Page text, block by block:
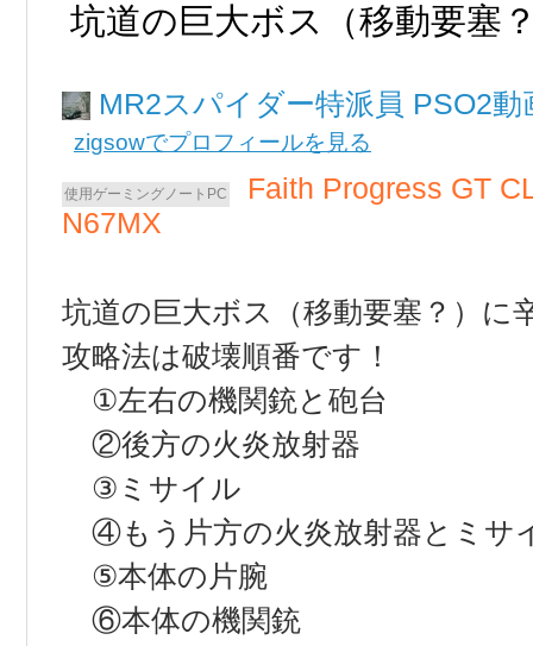
坑道の巨大ボス（移動要塞
MR2スパイダー PSO2動
zigsowでプロフィールを見る
Faith Progress GT
N67MX
坑道の巨大ボス（移動要塞？）に
攻略法は破壊順番です！
①左右の機関銃と砲台
②後方の火炎放射器
③ミサイル
④もう片方の火炎放射器とミサ
⑤本体の片腕
⑥本体の機関銃